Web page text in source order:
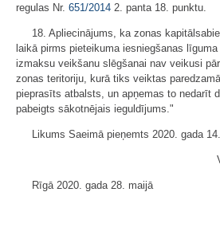
regulas Nr. 651/2014 2. panta 18. punktu.
18. Apliecinājums, ka zonas
laikā pirms pieteikuma iesniegšanas
izmaksu veikšanu slēgšanai nav veikusi
zonas teritoriju, kurā tiks veiktas
pieprasīts atbalsts, un apņemas to nedarīt
pabeigts sākotnējais ieguldījums."
Likums Saeimā pieņemts 2020. gada
Rīgā 2020. gada 28. maijā